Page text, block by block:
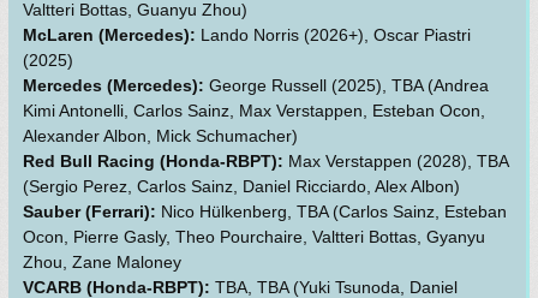
Valtteri Bottas, Guanyu Zhou)
McLaren (Mercedes): Lando Norris (2026+), Oscar Piastri
(2025)
Mercedes (Mercedes): George Russell (2025), TBA (Andrea
Kimi Antonelli, Carlos Sainz, Max Verstappen, Esteban Ocon,
Alexander Albon, Mick Schumacher)
Red Bull Racing (Honda-RBPT): Max Verstappen (2028), TBA
(Sergio Perez, Carlos Sainz, Daniel Ricciardo, Alex Albon)
Sauber (Ferrari): Nico Hülkenberg, TBA (Carlos Sainz, Esteban
Ocon, Pierre Gasly, Theo Pourchaire, Valtteri Bottas, Gyanyu
Zhou, Zane Maloney
VCARB (Honda-RBPT): TBA, TBA (Yuki Tsunoda, Daniel